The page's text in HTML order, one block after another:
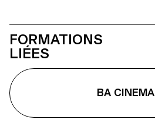
FORMATIONS
LIÉES
BA CINEMA